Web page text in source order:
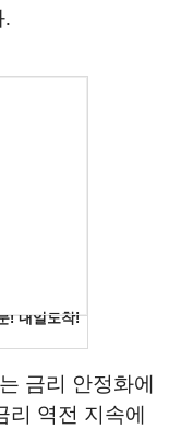
.
금리 안정화에
리 역전 지속에